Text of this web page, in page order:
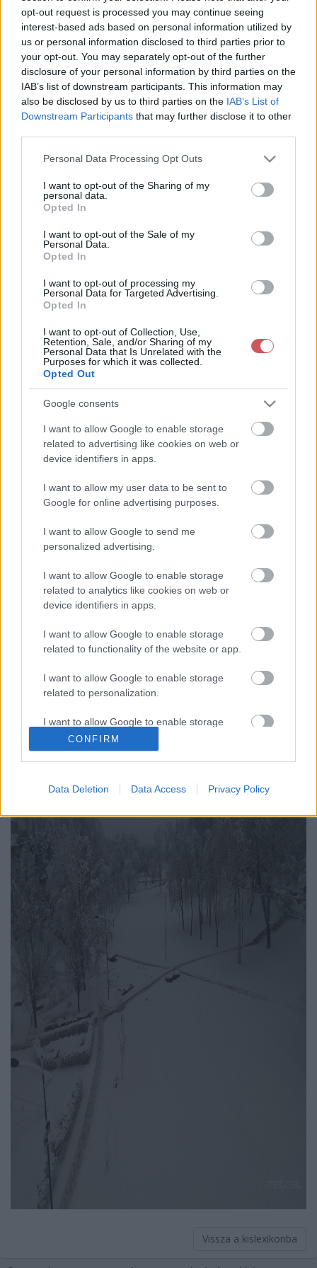
opt-out request is processed you may continue seeing
interest-based ads based on personal information utilized by
us or personal information disclosed to third parties prior to
your opt-out. You may separately opt-out of the further
disclosure of your personal information by third parties on the
IAB’s list of downstream participants. This information may
also be disclosed by us to third parties on the IAB’s List of
Downstream Participants that may further disclose it to other
Please note that this website/app uses one or more Google
not limited to your visit or usage behaviour. You may click to
grant or deny consent to Google and its third-party tags to
use your data for below specified purposes in below Google
consent section.
Personal Data Processing Opt Outs
I want to opt-out of the Sharing of my
personal data.
Opted In
I want to opt-out of the Sale of my
Personal Data.
Opted In
I want to opt-out of processing my
Personal Data for Targeted Advertising.
Opted In
I want to opt-out of Collection, Use,
Retention, Sale, and/or Sharing of my
Personal Data that Is Unrelated with the
Purposes for which it was collected.
Opted Out
Google consents
I want to allow Google to enable storage
related to advertising like cookies on web or
device identifiers in apps.
I want to allow my user data to be sent to
Google for online advertising purposes.
I want to allow Google to send me
personalized advertising.
I want to allow Google to enable storage
related to analytics like cookies on web or
device identifiers in apps.
I want to allow Google to enable storage
related to functionality of the website or app.
I want to allow Google to enable storage
related to personalization.
I want to allow Google to enable storage
related to security, including authentication
functionality and fraud prevention, and other
CONFIRM
Data Deletion Data Access Privacy Policy
Vissza a kislexikonba